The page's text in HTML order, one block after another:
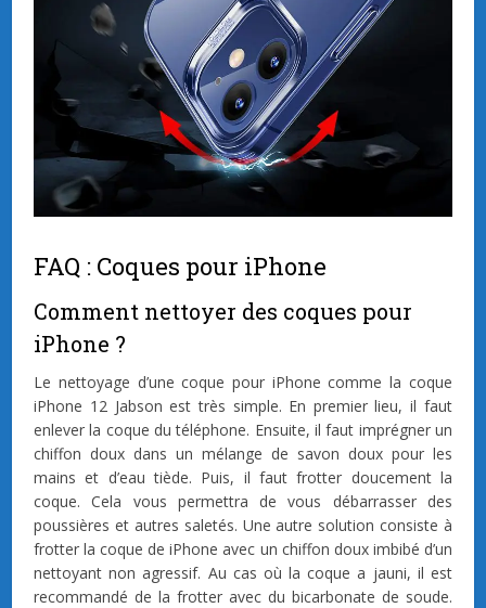
FAQ : Coques pour iPhone
Comment nettoyer des coques pour
iPhone ?
Le nettoyage d’une coque pour iPhone comme la coque
iPhone 12 Jabson est très simple. En premier lieu, il faut
enlever la coque du téléphone. Ensuite, il faut imprégner un
chiffon doux dans un mélange de savon doux pour les
mains et d’eau tiède. Puis, il faut frotter doucement la
coque. Cela vous permettra de vous débarrasser des
poussières et autres saletés. Une autre solution consiste à
frotter la coque de iPhone avec un chiffon doux imbibé d’un
nettoyant non agressif. Au cas où la coque a jauni, il est
recommandé de la frotter avec du bicarbonate de soude.